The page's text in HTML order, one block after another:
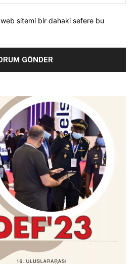
sitemi bir dahaki sefere bu